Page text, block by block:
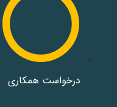
درخواست همکاری